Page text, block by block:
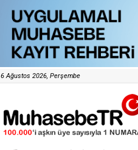
6 Ağustos 2026, Perşembe